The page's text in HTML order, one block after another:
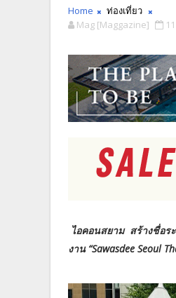
Home
ท่องเที่ยว
Mag [Maggazine]
ไอคอนสยาม สร้างชื่อร
งาน “Sawasdee Seoul